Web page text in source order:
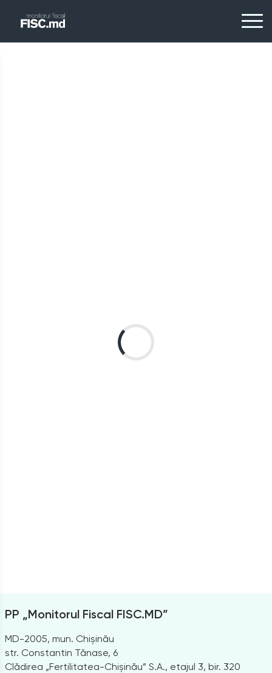
PP „Monitorul Fiscal FISC.MD”
MD-2005, mun. Chișinău
str. Constantin Tănase, 6
Clădirea „Fertilitatea-Chișinău” S.A., etajul 3, bir. 320